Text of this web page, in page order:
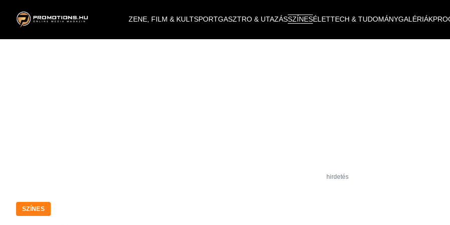
ZENE, FILM & KULTSPORTGASZTRO & UTAZÁSSZÍNESÉLETTECH & TUDOMÁNYGALÉRIÁK
hirdetés
SZÍNES